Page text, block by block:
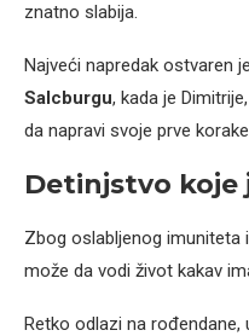
znatno slabija.
Najveći napredak ostvaren
Salcburgu, kada je
da napravi svoje prve
Detinjstvo
Zbog oslabljenog imuniteta
može da vodi život kakav
Retko odlazi na